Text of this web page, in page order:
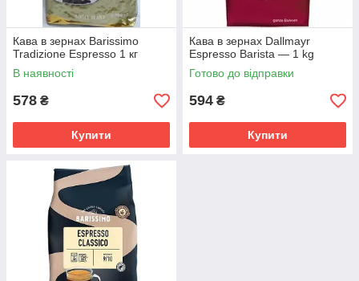
Кава в зернах Barissimo
Tradizione Espresso 1 кг
В наявності
578 ₴
Купити
Кава в зернах Dallmayr
Espresso Barista — 1 kg
Готово до відправки
594 ₴
Купити